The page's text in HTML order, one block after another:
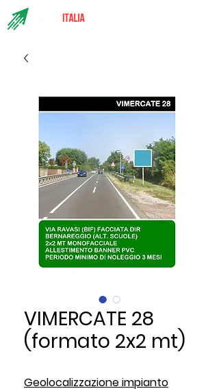
VIMERCATE 28
(formato 2x2 mt)
Geolocalizzazione impianto